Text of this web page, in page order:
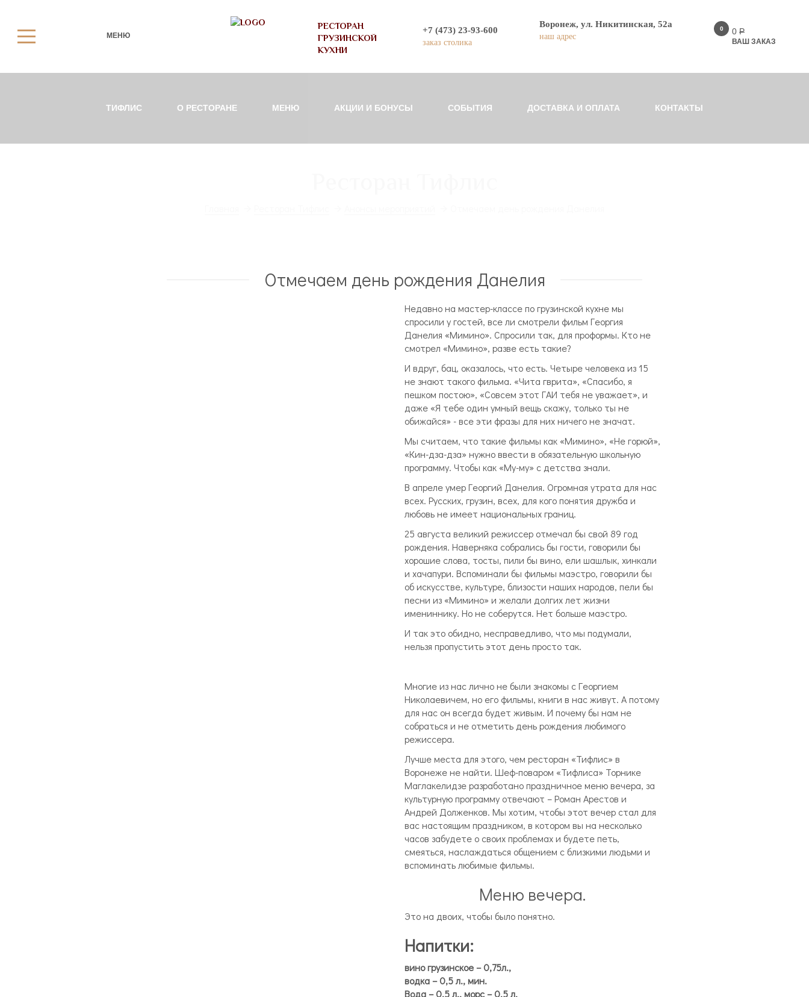
МЕНЮ
РЕСТОРАН
ГРУЗИНСКОЙ
КУХНИ
+7 (473) 23-93-600
заказ столика
Воронеж, ул. Никитинская, 52а
наш адрес
0 0 Р
ВАШ ЗАКАЗ
ТИФЛИС О РЕСТОРАНЕ МЕНЮ АКЦИИ И БОНУСЫ СОБЫТИЯ ДОСТАВКА И ОПЛАТА КОНТАКТЫ
Отмечаем день рождения Данелия
Недавно на мастер-классе по грузинской кухне мы
спросили у гостей, все ли смотрели фильм Георгия
Данелия «Мимино». Спросили так, для проформы. Кто не
смотрел «Мимино», разве есть такие?
И вдруг, бац, оказалось, что есть. Четыре человека из 15
не знают такого фильма. «Чита гврита», «Спасибо, я
пешком постою», «Совсем этот ГАИ тебя не уважает», и
даже «Я тебе один умный вещь скажу, только ты не
обижайся» - все эти фразы для них ничего не значат.
Мы считаем, что такие фильмы как «Мимино», «Не горюй»,
«Кин-дза-дза» нужно ввести в обязательную школьную
программу. Чтобы как «Му-му» с детства знали.
В апреле умер Георгий Данелия. Огромная утрата для нас
всех. Русских, грузин, всех, для кого понятия дружба и
любовь не имеет национальных границ.
25 августа великий режиссер отмечал бы свой 89 год
рождения. Наверняка собрались бы гости, говорили бы
хорошие слова, тосты, пили бы вино, ели шашлык, хинкали
и хачапури. Вспоминали бы фильмы маэстро, говорили бы
об искусстве, культуре, близости наших народов, пели бы
песни из «Мимино» и желали долгих лет жизни
имениннику. Но не соберутся. Нет больше маэстро.
И так это обидно, несправедливо, что мы подумали,
нельзя пропустить этот день просто так.
Многие из нас лично не были знакомы с Георгием
Николаевичем, но его фильмы, книги в нас живут. А потому
для нас он всегда будет живым. И почему бы нам не
собраться и не отметить день рождения любимого
режиссера.
Лучше места для этого, чем ресторан «Тифлис» в
Воронеже не найти. Шеф-поваром «Тифлиса» Торнике
Маглакелидзе разработано праздничное меню вечера, за
культурную программу отвечают – Роман Арестов и
Андрей Долженков. Мы хотим, чтобы этот вечер стал для
вас настоящим праздником, в котором вы на несколько
часов забудете о своих проблемах и будете петь,
смеяться, наслаждаться общением с близкими людьми и
вспоминать любимые фильмы.
Меню вечера.
Это на двоих, чтобы было понятно.
Напитки:
вино грузинское – 0,75л.,
водка – 0,5 л., мин.
Вода – 0,5 л., морс – 0,5 л.